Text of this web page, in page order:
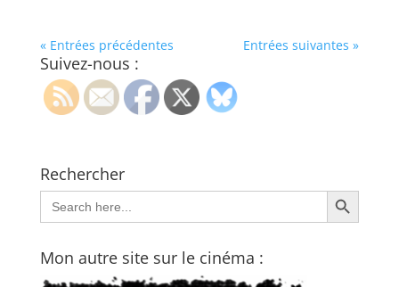
« Entrées précédentes Entrées suivantes »
Suivez-nous :
Rechercher
Search
for:
Search Button
Mon autre site sur le cinéma :